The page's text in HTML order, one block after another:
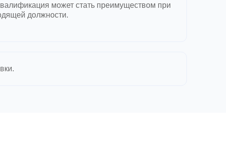
может стать преимуществом при
должности.